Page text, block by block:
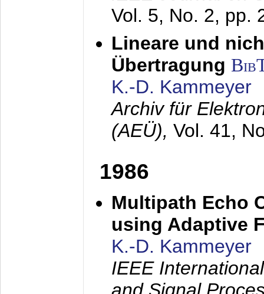
Vol. 5, No. 2, pp.
Lineare und
Übertragung
K.-D. Kammeyer
Archiv für
(AEÜ), Vol. 41,
1986
Multipath Echo
using Adaptive
K.-D. Kammeyer
IEEE